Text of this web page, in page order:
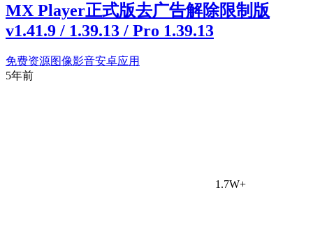
MX Player正式版去广告解除限制版
v1.41.9 / 1.39.13 / Pro 1.39.13
免费资源图像影音安卓应用
5年前
1.7W+